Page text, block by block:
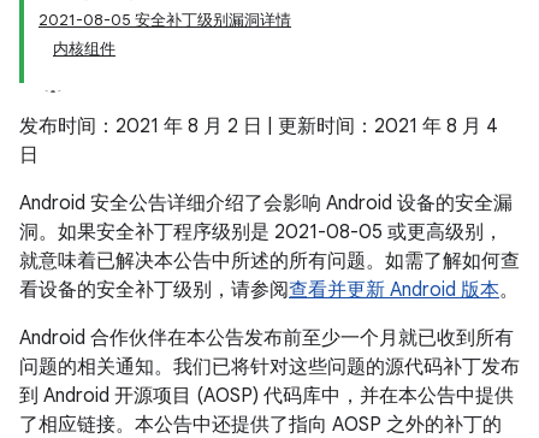
2021-08-05 安全补丁级别漏洞详情
内核组件
发布时间：2021 年 8 月 2 日 | 更新时间：2021 年 8 月 4
日
Android 安全公告详细介绍了会影响 Android 设备的安全漏
洞。如果安全补丁程序级别是 2021-08-05 或更高级别，
就意味着已解决本公告中所述的所有问题。如需了解如何查
看设备的安全补丁级别，请参阅查看并更新 Android 版本。
Android 合作伙伴在本公告发布前至少一个月就已收到所有
问题的相关通知。我们已将针对这些问题的源代码补丁发布
到 Android 开源项目 (AOSP) 代码库中，并在本公告中提供
了相应链接。本公告中还提供了指向 AOSP 之外的补丁的